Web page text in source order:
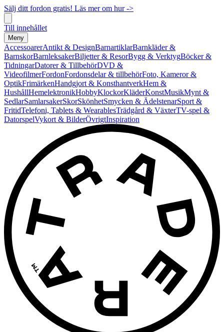
Sälj ditt fordon gratis! Läs mer om hur ->
Till innehållet
Meny
AccessoarerAntikt & DesignBarnartiklarBarnkläder &
BarnskorBarnleksakerBiljetter & ResorBygg & VerktygBöcker &
TidningarDatorer & TillbehörDVD &
VideofilmerFordonFordonsdelar & tillbehörFoto, Kameror &
OptikFrimärkenHandgjort & KonsthantverkHem &
HushållHemelektronikHobbyKlockorKläderKonstMusikMynt &
SedlarSamlarsakerSkorSkönhetSmycken & ÄdelstenarSport &
FritidTelefoni, Tablets & WearablesTrädgård & VäxterTV-spel &
DatorspelVykort & BilderÖvrigtInspiration